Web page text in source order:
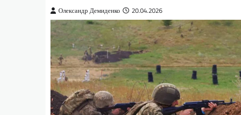
Олександр Демиденко 20.04.2026